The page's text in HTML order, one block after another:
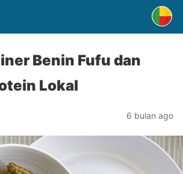
Benin Fufu dan
Lokal
6 bulan ago